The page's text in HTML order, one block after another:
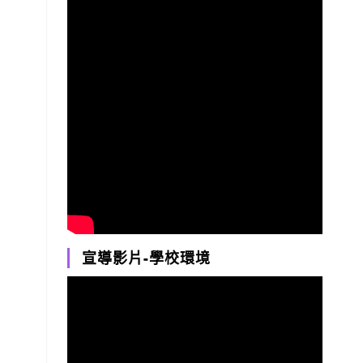
宣導影片-學校環境